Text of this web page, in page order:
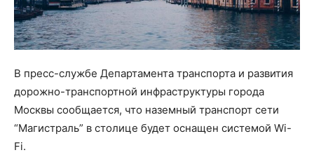
В пресс-службе Департамента транспорта и развития
дорожно-транспортной инфраструктуры города
Москвы сообщается, что наземный транспорт сети
“Магистраль” в столице будет оснащен системой Wi-
Fi.